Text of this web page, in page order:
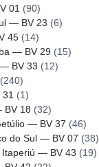
01 (90)
— BV 23 (6)
45(14)
— BV 29 (15)
BV 33 (12)
(1)
BV 18 (32)
— BV 37 (46)
do Sul — BV 07 (38)
Itaperiú — BV 43 (19)